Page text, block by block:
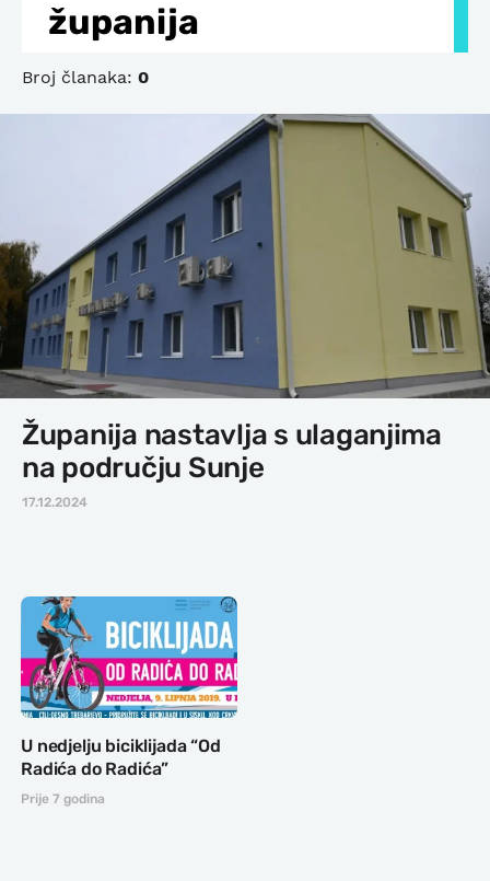
županija
Broj članaka: 0
Županija nastavlja s ulaganjima
na području Sunje
17.12.2024
U nedjelju biciklijada “Od
Radića do Radića”
Prije 7 godina